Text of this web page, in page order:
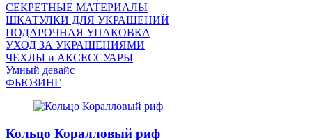
СЕКРЕТНЫЕ МАТЕРИАЛЫ
ШКАТУЛКИ ДЛЯ УКРАШЕНИЙ
ПОДАРОЧНАЯ УПАКОВКА
УХОД ЗА УКРАШЕНИЯМИ
ЧEХЛЫ и АКСЕССУАРЫ
Умный девайс
ФЬЮЗИНГ
Кольцо Коралловый риф